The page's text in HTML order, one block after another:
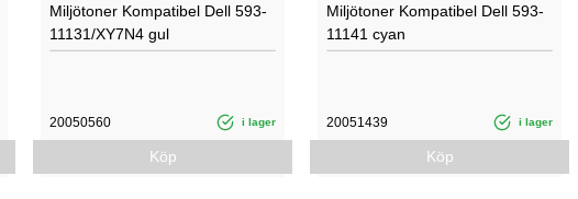
Miljötoner Kompatibel Dell 593-
11131/XY7N4 gul
20050560 i lager
Köp
Miljötoner Kompatibel Dell 593-
11141 cyan
20051439 i lager
Köp